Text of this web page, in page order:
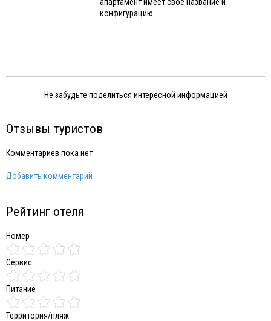
конфигурацию.
Не забудьте поделиться интересной информацией
Отзывы туристов
Комментариев пока нет
Добавить комментарий
Рейтинг отеля
Номер
Сервис
Питание
Территория/пляж